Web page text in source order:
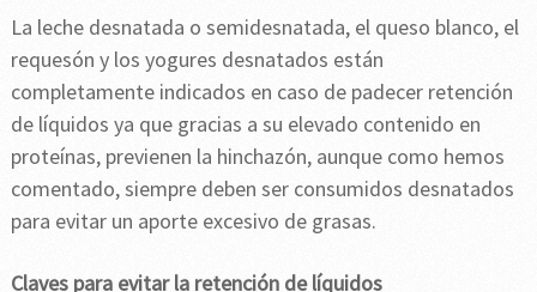
La leche desnatada o semidesnatada, el queso blanco, el
requesón y los yogures desnatados están
completamente indicados en caso de padecer retención
de líquidos ya que gracias a su elevado contenido en
proteínas, previenen la hinchazón, aunque como hemos
comentado, siempre deben ser consumidos desnatados
para evitar un aporte excesivo de grasas.
Claves para evitar la retención de líquidos